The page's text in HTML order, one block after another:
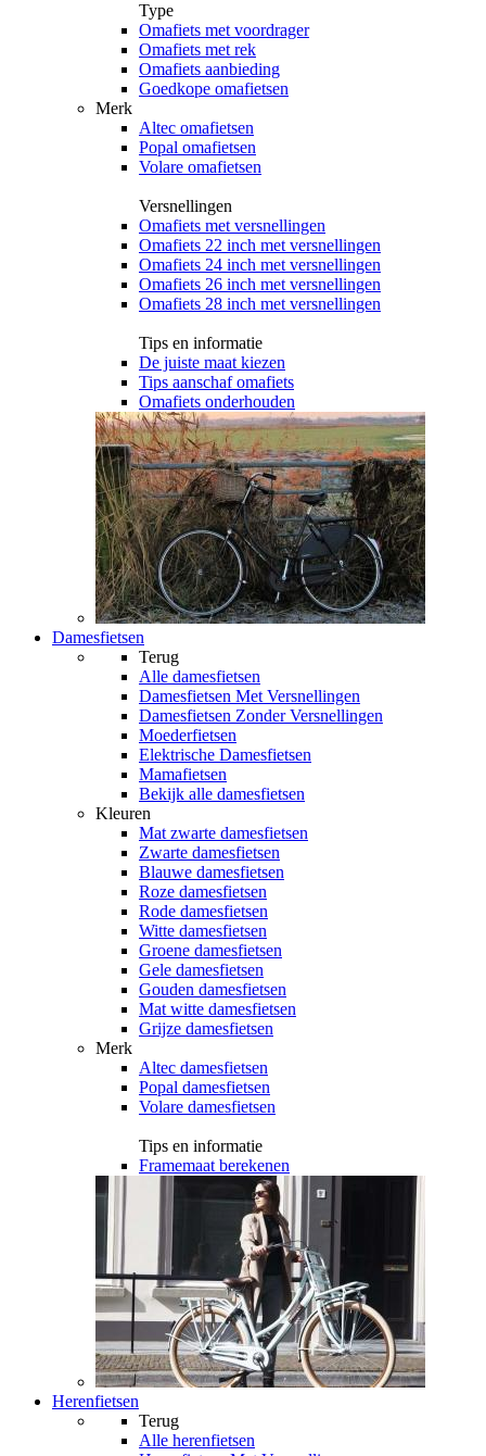
Type
Omafiets met voordrager
Omafiets met rek
Omafiets aanbieding
Goedkope omafietsen
Merk
Altec omafietsen
Popal omafietsen
Volare omafietsen
Versnellingen
Omafiets met versnellingen
Omafiets 22 inch met versnellingen
Omafiets 24 inch met versnellingen
Omafiets 26 inch met versnellingen
Omafiets 28 inch met versnellingen
Tips en informatie
De juiste maat kiezen
Tips aanschaf omafiets
Omafiets onderhouden
Damesfietsen
Terug
Alle damesfietsen
Damesfietsen Met Versnellingen
Damesfietsen Zonder Versnellingen
Moederfietsen
Elektrische Damesfietsen
Mamafietsen
Bekijk alle damesfietsen
Kleuren
Mat zwarte damesfietsen
Zwarte damesfietsen
Blauwe damesfietsen
Roze damesfietsen
Rode damesfietsen
Witte damesfietsen
Groene damesfietsen
Gele damesfietsen
Gouden damesfietsen
Mat witte damesfietsen
Grijze damesfietsen
Merk
Altec damesfietsen
Popal damesfietsen
Volare damesfietsen
Tips en informatie
Framemaat berekenen
Herenfietsen
Terug
Alle herenfietsen